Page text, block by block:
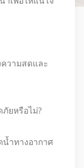
วามสดและ
ยหรือไม่?
ำทางอากาศ